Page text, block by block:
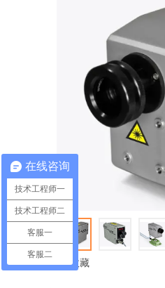
❤ 收藏
在线咨询
技术工程师一
技术工程师二
客服一
客服二